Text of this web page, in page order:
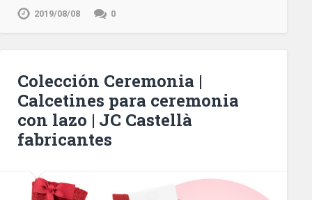
2019/08/08 0
Colección Ceremonia |
Calcetines para ceremonia
con lazo | JC Castellà
fabricantes